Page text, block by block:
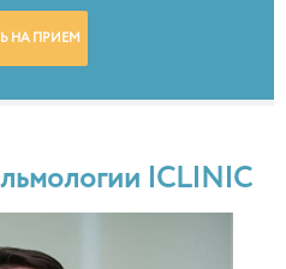
НА ПРИЕМ
ICLINIC